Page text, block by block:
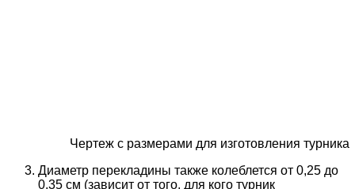
Чертеж с размерами для изготовления турника
Диаметр перекладины также колеблется от 0,25 до
0,35 см (зависит от того, для кого турник